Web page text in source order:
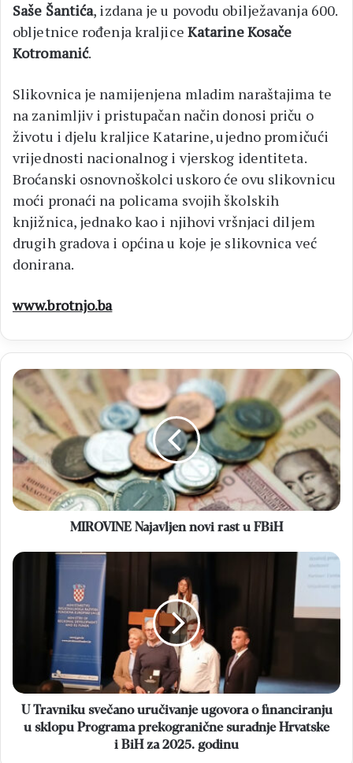
Saše Šantića, izdana je u povodu obilježavanja 600.
obljetnice rođenja kraljice Katarine Kosače
Kotromanić.
Slikovnica je namijenjena mladim naraštajima te
na zanimljiv i pristupačan način donosi priču o
životu i djelu kraljice Katarine, ujedno promičući
vrijednosti nacionalnog i vjerskog identiteta.
Broćanski osnovnoškolci uskoro će ovu slikovnicu
moći pronaći na policama svojih školskih
knjižnica, jednako kao i njihovi vršnjaci diljem
drugih gradova i općina u koje je slikovnica već
donirana.
www.brotnjo.ba
MIROVINE
Najavljen
novi
rast
u
FBiH
MIROVINE Najavljen novi rast u FBiH
U
uručivanje
o
financiranju
sklopu
Programa
prekogranične
U Travniku svečano uručivanje ugovora o financiranju
u sklopu Programa prekogranične suradnje Hrvatske
i BiH za 2025. godinu